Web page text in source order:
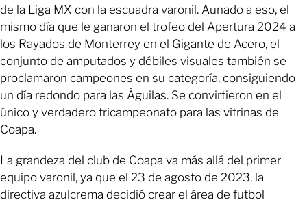
de la Liga MX con la escuadra varonil. Aunado a eso, el
mismo día que le ganaron el trofeo del Apertura 2024 a
los Rayados de Monterrey en el Gigante de Acero, el
conjunto de amputados y débiles visuales también se
proclamaron campeones en su categoría, consiguiendo
un día redondo para las Águilas. Se convirtieron en el
único y verdadero tricampeonato para las vitrinas de
Coapa.
La grandeza del club de Coapa va más allá del primer
equipo varonil, ya que el 23 de agosto de 2023, la
directiva azulcrema decidió crear el área de futbol